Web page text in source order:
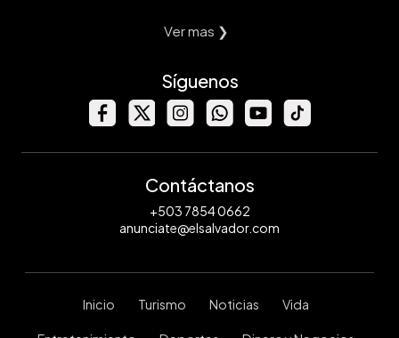
Ver mas ❯
Síguenos
Contáctanos
+503 7854 0662
anunciate@elsalvador.com
Inicio Turismo Noticias Vida